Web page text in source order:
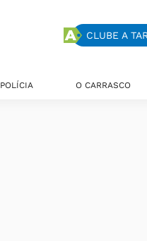
CLUBE A
POLÍCIA O CARRASCO